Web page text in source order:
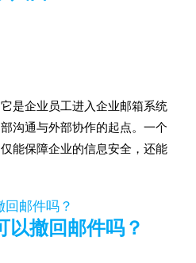
是企业员工进入企业邮箱系统
沟通与外部协作的起点。一个
能保障企业的信息安全，还能
以撤回邮件吗？